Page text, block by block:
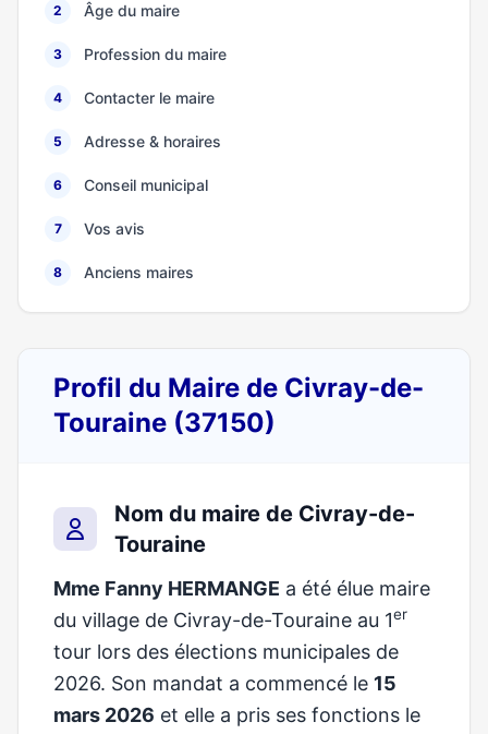
2 Âge du maire
3 Profession du maire
4 Contacter le maire
5 Adresse & horaires
6 Conseil municipal
7 Vos avis
8 Anciens maires
Profil du Maire de Civray-de-
Touraine (37150)
Nom du maire de Civray-de-
Touraine
Mme Fanny HERMANGE a été élue maire
du village de Civray-de-Touraine au 1er
tour lors des élections municipales de
2026. Son mandat a commencé le 15
mars 2026 et elle a pris ses fonctions le